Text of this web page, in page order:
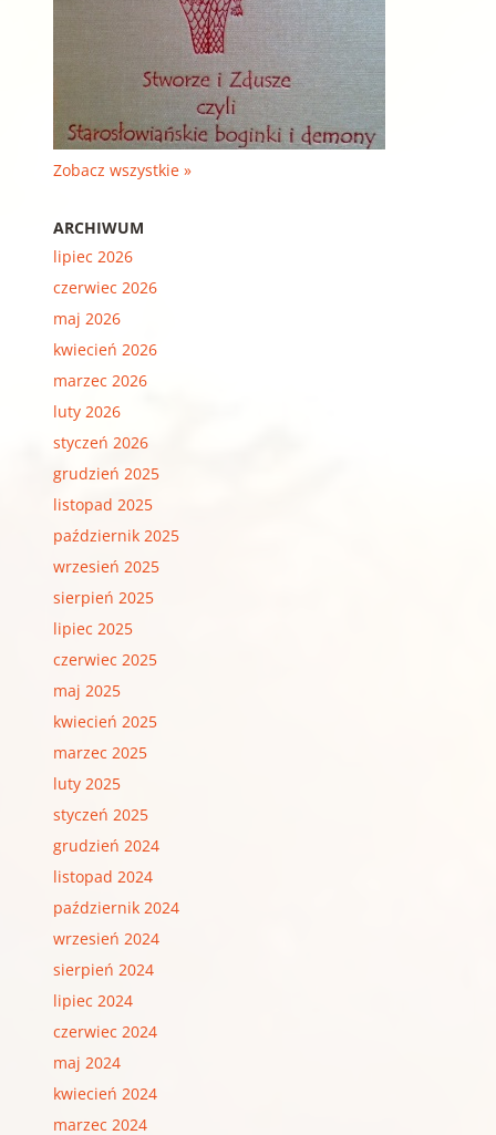
Zobacz wszystkie »
ARCHIWUM
lipiec 2026
czerwiec 2026
maj 2026
kwiecień 2026
marzec 2026
luty 2026
styczeń 2026
grudzień 2025
listopad 2025
październik 2025
wrzesień 2025
sierpień 2025
lipiec 2025
czerwiec 2025
maj 2025
kwiecień 2025
marzec 2025
luty 2025
styczeń 2025
grudzień 2024
listopad 2024
październik 2024
wrzesień 2024
sierpień 2024
lipiec 2024
czerwiec 2024
maj 2024
kwiecień 2024
marzec 2024